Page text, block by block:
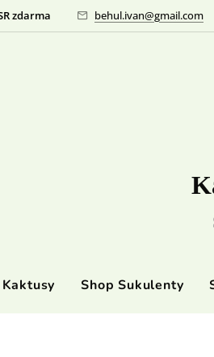
zdarma behul.ivan@gmail.com
Shop Sukulenty